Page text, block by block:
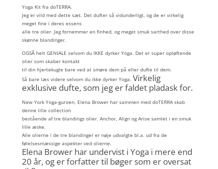
Yoga Kit fra doTERRA.
Jeg er vild med dette sæt. Det dufter så vidunderligt, og de er virkelig
meget fine i deres essens
alle tre olier. Jeg fornemmer en finhed, og meget smuk sarthed over disse
skønne blandinger.
OGSÅ helt GENIALE selvom du IKKE dyrker Yoga. Det er super opløftende
olier som skaber kontakt
til din hjertekugle bare ved at smøre dem på eller dufte til dem.
Så bare læs videre selvom du ikke dyrker Yoga. Virkelig
exklusive dufte, som jeg er faldet pladask for.
New York Yoga-guroen, Elena Brower har sammen med doTERRA skab
denne lille collection
bestående af tre blandings olier. Anchor, Align og Arise samlet i en smuk
lille æske.
Alle olierne i de tre blandinger er nøje udvalgte bl.a. ud fra de
følelsesmæssige aspekter ved olierne.
Elena Brower har undervist i Yoga i mere end
20 år, og er forfatter til bøger som er oversat